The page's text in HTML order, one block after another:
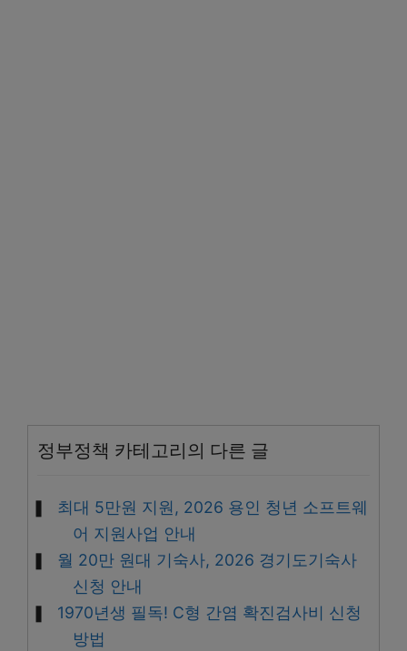
정부정책 카테고리의 다른 글
최대 5만원 지원, 2026 용인 청년 소프트웨
어 지원사업 안내
월 20만 원대 기숙사, 2026 경기도기숙사
신청 안내
1970년생 필독! C형 간염 확진검사비 신청
방법